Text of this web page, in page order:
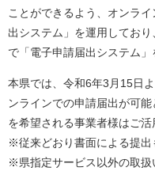
ことができるよう、オンラ
出システム」を運用してお
で「電子申請届出システム」
本県では、令和6年3月15日
ンラインでの申請届出が可
を希望される事業者様はご活
※従来どおり書面による提出
※県指定サービス以外の取扱